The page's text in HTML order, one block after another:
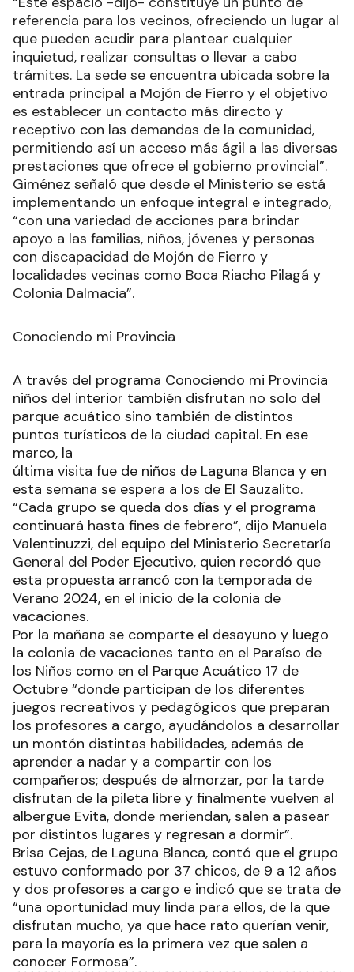
referencia para los vecinos, ofreciendo un lugar al
que pueden acudir para plantear cualquier
inquietud, realizar consultas o llevar a cabo
trámites. La sede se encuentra ubicada sobre la
entrada principal a Mojón de Fierro y el objetivo
es establecer un contacto más directo y
receptivo con las demandas de la comunidad,
permitiendo así un acceso más ágil a las diversas
prestaciones que ofrece el gobierno provincial”.
Giménez señaló que desde el Ministerio se está
implementando un enfoque integral e integrado,
“con una variedad de acciones para brindar
apoyo a las familias, niños, jóvenes y personas
con discapacidad de Mojón de Fierro y
localidades vecinas como Boca Riacho Pilagá y
Colonia Dalmacia”.
Conociendo mi Provincia
A través del programa Conociendo mi Provincia
niños del interior también disfrutan no solo del
parque acuático sino también de distintos
puntos turísticos de la ciudad capital. En ese
marco, la
última visita fue de niños de Laguna Blanca y en
esta semana se espera a los de El Sauzalito.
“Cada grupo se queda dos días y el programa
continuará hasta fines de febrero”, dijo Manuela
Valentinuzzi, del equipo del Ministerio Secretaría
General del Poder Ejecutivo, quien recordó que
esta propuesta arrancó con la temporada de
Verano 2024, en el inicio de la colonia de
vacaciones.
Por la mañana se comparte el desayuno y luego
la colonia de vacaciones tanto en el Paraíso de
los Niños como en el Parque Acuático 17 de
Octubre “donde participan de los diferentes
juegos recreativos y pedagógicos que preparan
los profesores a cargo, ayudándolos a desarrollar
un montón distintas habilidades, además de
aprender a nadar y a compartir con los
compañeros; después de almorzar, por la tarde
disfrutan de la pileta libre y finalmente vuelven al
albergue Evita, donde meriendan, salen a pasear
por distintos lugares y regresan a dormir”.
Brisa Cejas, de Laguna Blanca, contó que el grupo
estuvo conformado por 37 chicos, de 9 a 12 años
y dos profesores a cargo e indicó que se trata de
“una oportunidad muy linda para ellos, de la que
disfrutan mucho, ya que hace rato querían venir,
para la mayoría es la primera vez que salen a
conocer Formosa”.